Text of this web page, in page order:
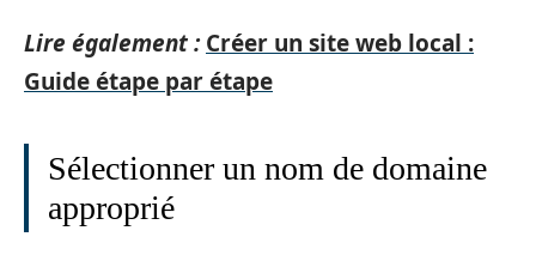
Lire également : Créer un site web local :
Guide étape par étape
Sélectionner un nom de domaine
approprié